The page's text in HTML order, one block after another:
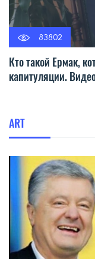
83802
Кто такой Ермак,
капитуляции.
ART